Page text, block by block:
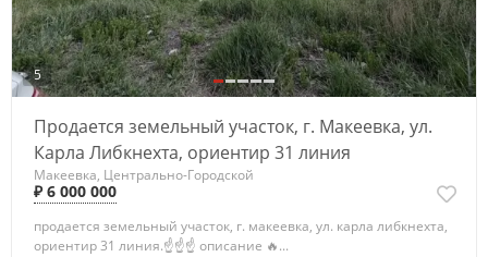
5
Продается земельный участок, г. Макеевка, ул.
Карла Либкнехта, ориентир 31 линия
Макеевка, Центрально-Городской
₽ 6 000 000
продается земельный участок, г. макеевка, ул. карла либкнехта,
ориентир 31 линия.☝☝☝ описание 🔥...